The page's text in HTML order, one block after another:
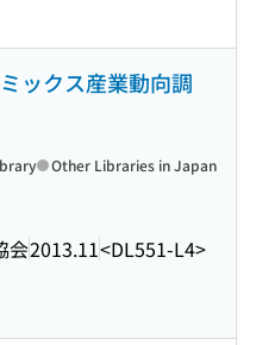
ックス産業動向調
会2013.11<DL551-L4>
Other Libraries in Japan